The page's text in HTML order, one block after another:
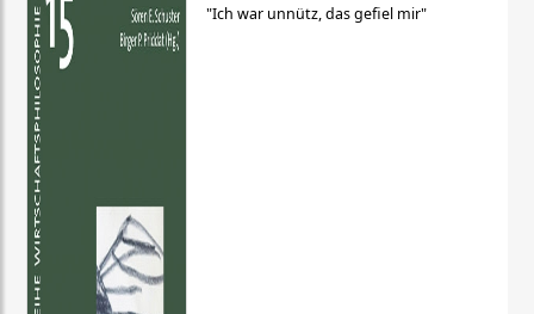
"Ich war unnütz, das gefiel mir"